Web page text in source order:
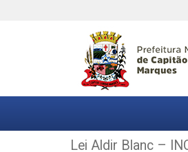
Lei Aldir Blanc –